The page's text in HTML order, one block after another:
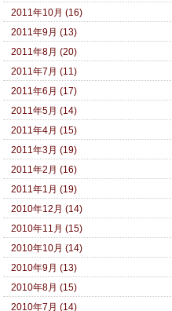
2011年10月 (16)
2011年9月 (13)
2011年8月 (20)
2011年7月 (11)
2011年6月 (17)
2011年5月 (14)
2011年4月 (15)
2011年3月 (19)
2011年2月 (16)
2011年1月 (19)
2010年12月 (14)
2010年11月 (15)
2010年10月 (14)
2010年9月 (13)
2010年8月 (15)
2010年7月 (14)